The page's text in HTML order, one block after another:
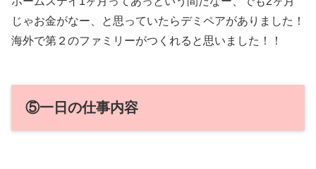
じゃお金がなー、と思っていたらデミペアがありました！
海外で第２のファミリーがつくれると思いました！！
⑤一日の仕事内容